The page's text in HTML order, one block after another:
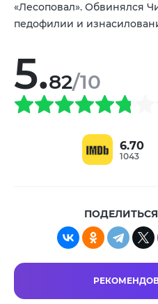
«Лесоповал». Обвинялся
педофилии и
5.82/10
6.70
1043